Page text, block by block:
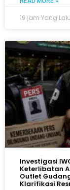
19 jam Yang Lalu
Investigasi
Keterlibatan
Outlet
Klarifikasi